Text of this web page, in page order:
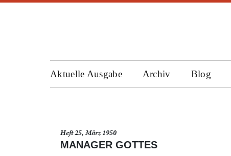
Aktuelle Ausgabe Archiv Blog
Heft 25, März 1950
MANAGER GOTTES